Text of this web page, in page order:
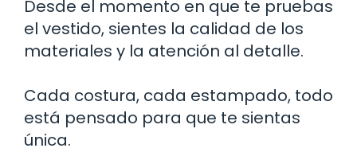
Desde el momento en que te pruebas
el vestido, sientes la calidad de los
materiales y la atención al detalle.
Cada costura, cada estampado, todo
está pensado para que te sientas
única.